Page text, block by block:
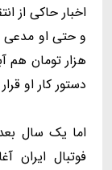
اخبار حاکی از
و حتی او مدعی
هزار تومان هم
دستور کار او
اما یک سال
فوتبال ایران